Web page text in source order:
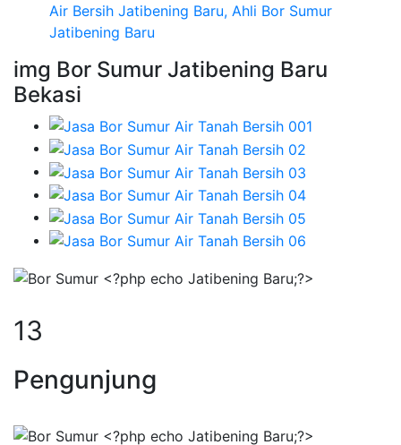
Air Bersih Jatibening Baru, Ahli Bor Sumur
Jatibening Baru
img Bor Sumur Jatibening Baru
Bekasi
17
Pengunjung